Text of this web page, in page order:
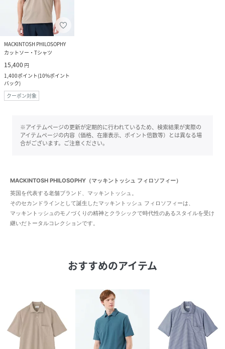
MACKINTOSH PHILOSOPHY
カットソー・Tシャツ
15,400 円
1,400ポイント(10%ポイント
バック)
クーポン対象
※アイテムページの更新が定期的に行われているため、検索結果が実際の
アイテムページの内容（価格、在庫表示、ポイント倍数等）とは異なる場
合がございます。ご注意ください。
MACKINTOSH PHILOSOPHY（マッキントッシュ フィロソフィー）
英国を代表する老舗ブランド、マッキントッシュ。
そのセカンドラインとして誕生したマッキントッシュ フィロソフィーは、
マッキントッシュのモノづくりの精神とクラシックで時代性のあるスタイルを受け
継いだトータルコレクションです。
おすすめのアイテム